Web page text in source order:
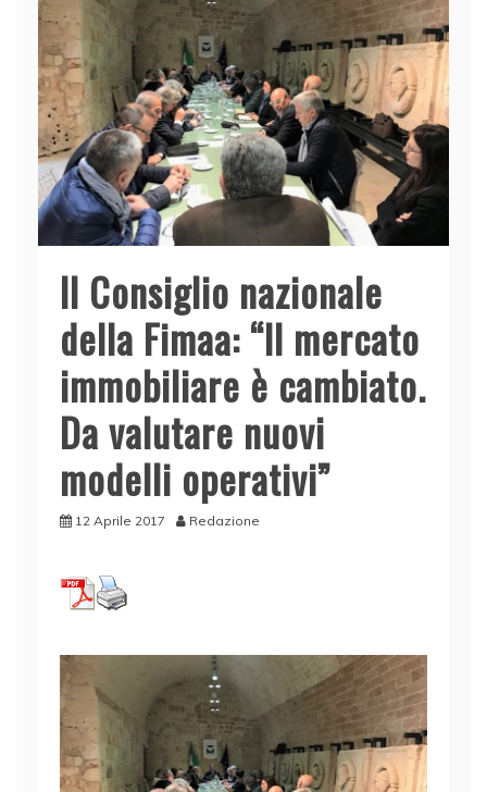
Il Consiglio nazionale
della Fimaa: “Il mercato
immobiliare è cambiato.
Da valutare nuovi
modelli operativi”
12 Aprile 2017 Redazione